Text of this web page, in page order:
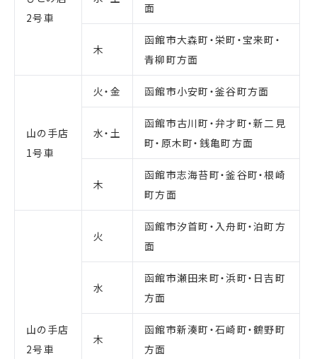
2号車
面
木
函館市大森町・栄町・宝来町・
青柳町方面
山の手店
1号車
火・金 函館市小安町・釜谷町方面
水・土
函館市古川町・弁才町・新二見
町・原木町・銭亀町方面
木
函館市志海苔町・釜谷町・根崎
町方面
山の手店
2号車
火
函館市汐首町・入舟町・泊町方
面
水
函館市瀬田来町・浜町・日吉町
方面
木
函館市新湊町・石崎町・鶴野町
方面